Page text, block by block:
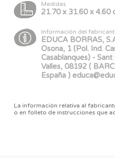
Medidas
21.70 x 31.60 x 4.60
Información del
EDUCA BORRAS,
Osona, 1 (Pol. Ind.
Casablanques) -
Valles, 08192 (
España )
La información relativa al
o en folleto de instrucciones que